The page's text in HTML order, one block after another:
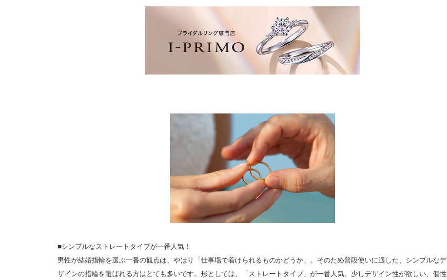
■シンプルなストレートタイプが一番人気！
男性が結婚指輪を選ぶ一番の観点は、やはり「仕事場で着けられるものかどうか」。そのため普段使いに適した、シンプルなデ
ザインの指輪を選ばれる方はとても多いです。形としては、「ストレートタイプ」が一番人気。少しデザイン性が欲しい、個性